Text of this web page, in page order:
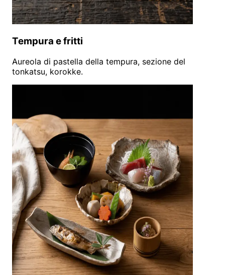
Tempura e fritti
Aureola di pastella della tempura, sezione del
tonkatsu, korokke.